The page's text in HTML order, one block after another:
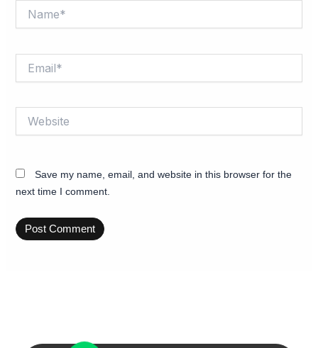
Save my name, email, and website in this browser for the
next time I comment.